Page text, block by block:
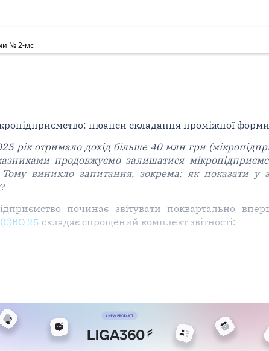
№ 2-мс
нюанси складання проміжної
рік отримало дохід більше 40 млн грн
продовжуємо залишатися
виникло запитання, зокрема: як показати у
?
починає звітувати поквартально
25 складає спрощений комплект звітності: